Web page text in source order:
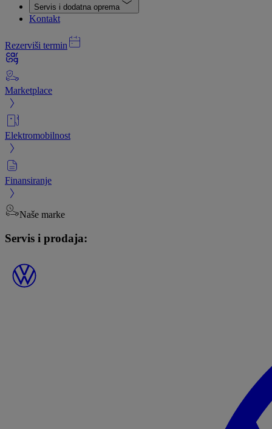
Servis i dodatna oprema
Kontakt
Rezerviši termin
Marketplace
Elektromobilnost
Finansiranje
Naše marke
Servis i prodaja: